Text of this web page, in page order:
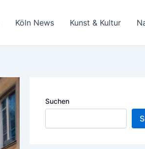
Köln News Kunst & Kultur
Suchen